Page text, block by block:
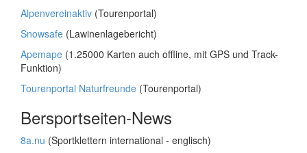
Alpenvereinaktiv (Tourenportal)
Snowsafe (Lawinenlagebericht)
Apemape (1.25000 Karten auch offline, mit GPS und Track-
Funktion)
Tourenportal Naturfreunde (Tourenportal)
Bersportseiten-News
8a.nu (Sportklettern international - englisch)